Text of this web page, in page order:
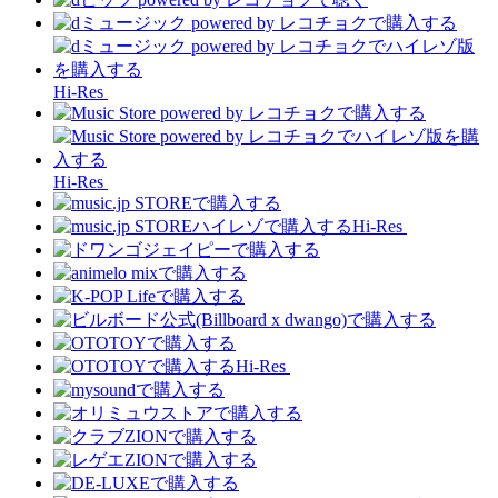
Hi-Res
Hi-Res
Hi-Res
Hi-Res